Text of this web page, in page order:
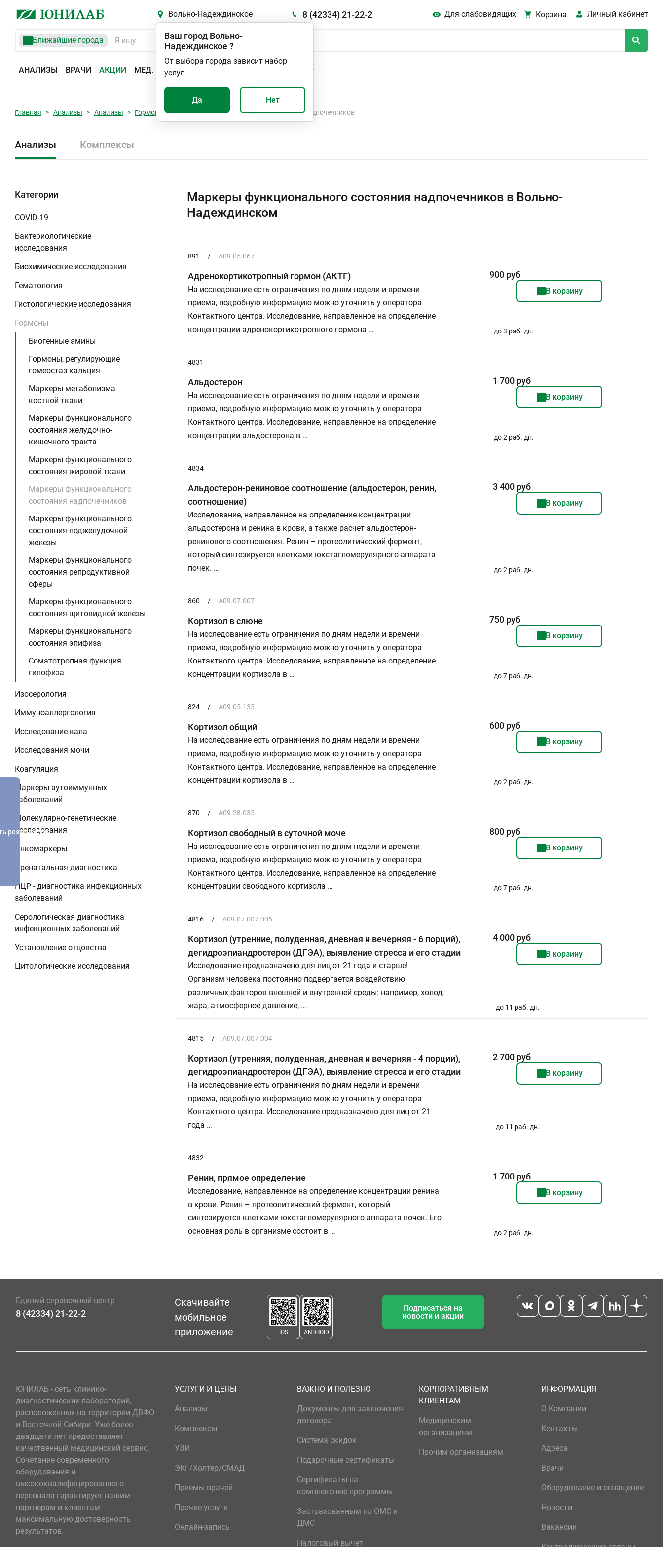
Вольно-Надеждинское 8 (42334) 21-22-2 Для слабовидящих Корзина Личный кабинет
Ближайшие города
АНАЛИЗЫ ВРАЧИ АКЦИИ МЕД. УСЛУГИ
Ваш город Вольно-
Надеждинское ?
От выбора города зависит набор
услуг
Да Нет
Главная Анализы Анализы Гормоны Маркеры функционального состояния надпочечников
Анализы Комплексы
Категории
COVID-19
Бактериологические
исследования
Биохимические исследования
Гематология
Гистологические исследования
Гормоны
Биогенные амины
Гормоны, регулирующие
гомеостаз кальция
Маркеры метаболизма
костной ткани
Маркеры функционального
состояния желудочно-
кишечного тракта
Маркеры функционального
состояния жировой ткани
Маркеры функционального
состояния надпочечников
Маркеры функционального
состояния поджелудочной
железы
Маркеры функционального
состояния репродуктивной
сферы
Маркеры функционального
состояния щитовидной железы
Маркеры функционального
состояния эпифиза
Соматотропная функция
гипофиза
Изосерология
Иммуноаллергология
Исследование кала
Исследования мочи
Коагуляция
Маркеры аутоиммунных
заболеваний
Молекулярно-генетические
исследования
Онкомаркеры
Пренатальная диагностика
ПЦР - диагностика инфекционных
заболеваний
Серологическая диагностика
инфекционных заболеваний
Установление отцовства
Цитологические исследования
Маркеры функционального состояния надпочечников в Вольно-
Надеждинском
891 / A09.05.067
Адренокортикотропный гормон (АКТГ)
На исследование есть ограничения по дням недели и времени
приема, подробную информацию можно уточнить у оператора
Контактного центра. Исследование, направленное на определение
концентрации адренокортикотропного гормона …
900 руб
В корзину
до 3 раб. дн.
4831
Альдостерон
На исследование есть ограничения по дням недели и времени
приема, подробную информацию можно уточнить у оператора
Контактного центра. Исследование, направленное на определение
концентрации альдостерона в …
1 700 руб
В корзину
до 2 раб. дн.
4834
Альдостерон-рениновое соотношение (альдостерон, ренин,
соотношение)
Исследование, направленное на определение концентрации
альдостерона и ренина в крови, а также расчет альдостерон-
ренинового соотношения. Ренин – протеолитический фермент,
который синтезируется клетками юкстагломерулярного аппарата
почек. …
3 400 руб
В корзину
до 2 раб. дн.
860 / A09.07.007
Кортизол в слюне
На исследование есть ограничения по дням недели и времени
приема, подробную информацию можно уточнить у оператора
Контактного центра. Исследование, направленное на определение
концентрации кортизола в …
750 руб
В корзину
до 7 раб. дн.
824 / A09.05.135
Кортизол общий
На исследование есть ограничения по дням недели и времени
приема, подробную информацию можно уточнить у оператора
Контактного центра. Исследование, направленное на определение
концентрации кортизола в …
600 руб
В корзину
до 2 раб. дн.
870 / A09.28.035
Кортизол свободный в суточной моче
На исследование есть ограничения по дням недели и времени
приема, подробную информацию можно уточнить у оператора
Контактного центра. Исследование, направленное на определение
концентрации свободного кортизола …
800 руб
В корзину
до 7 раб. дн.
4816 / A09.07.007.005
Кортизол (утренние, полуденная, дневная и вечерняя - 6 порций),
дегидроэпиандростерон (ДГЭА), выявление стресса и его стадии
Исследование предназначено для лиц от 21 года и старше!
Организм человека постоянно подвергается воздействию
различных факторов внешней и внутренней среды: например, холод,
жара, атмосферное давление, …
4 000 руб
В корзину
до 11 раб. дн.
4815 / A09.07.007.004
Кортизол (утренняя, полуденная, дневная и вечерняя - 4 порции),
дегидроэпиандростерон (ДГЭА), выявление стресса и его стадии
На исследование есть ограничения по дням недели и времени
приема, подробную информацию можно уточнить у оператора
Контактного центра. Исследование предназначено для лиц от 21
года …
2 700 руб
В корзину
до 11 раб. дн.
4832
Ренин, прямое определение
Исследование, направленное на определение концентрации ренина
в крови. Ренин – протеолитический фермент, который
синтезируется клетками юкстагломерулярного аппарата почек. Его
основная роль в организме состоит в …
1 700 руб
В корзину
до 2 раб. дн.
результатов
Единый справочный центр
8 (42334) 21-22-2
Скачивайте
мобильное
приложение
IOS ANDROID
Подписаться на
новости и акции
ЮНИЛАБ - сеть клинико-
диагностических лабораторий,
расположенных на территории ДВФО
и Восточной Сибири. Уже более
двадцати лет предоставляет
качественный медицинский сервис.
Сочетание современного
оборудования и
высококвалифицированного
персонала гарантирует нашим
партнерам и клиентам
максимальную достоверность
результатов.
УСЛУГИ И ЦЕНЫ
Анализы
Комплексы
УЗИ
ЭКГ/Холтер/СМАД
Приемы врачей
Прочие услуги
Онлайн-запись
ВАЖНО И ПОЛЕЗНО
Документы для заключения
договора
Система скидок
Подарочные сертификаты
Сертификаты на
комплексные программы
Застрахованным по ОМС и
ДМС
Налоговый вычет
КОРПОРАТИВНЫМ
КЛИЕНТАМ
Медицинским
организациям
Прочим организациям
ИНФОРМАЦИЯ
О Компании
Контакты
Адреса
Врачи
Оборудование и оснащение
Новости
Вакансии